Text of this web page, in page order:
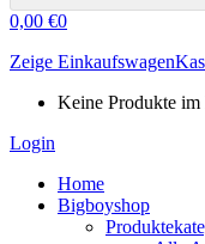
0,00 €0
Zeige Einkaufswagen
Keine Produkte
Login
Home
Bigboyshop